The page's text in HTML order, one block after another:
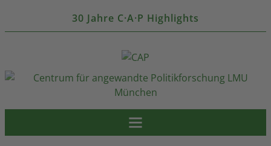
30 Jahre C·A·P Highlights